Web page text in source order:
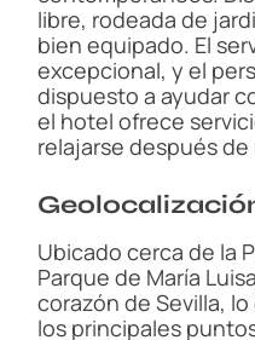
libre, rodeada de
bien equipado. El
excepcional, y el
dispuesto a ayudar
el hotel ofrece
relajarse después
Ubicado cerca de la
Parque de María
corazón de Sevilla,
los principales